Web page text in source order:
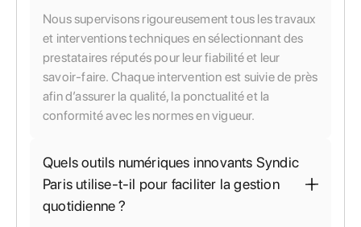
Nous supervisons rigoureusement tous les travaux
et interventions techniques en sélectionnant des
prestataires réputés pour leur fiabilité et leur
savoir-faire. Chaque intervention est suivie de près
afin d’assurer la qualité, la ponctualité et la
conformité avec les normes en vigueur.
Quels outils numériques innovants Syndic
Paris utilise-t-il pour faciliter la gestion
quotidienne ?